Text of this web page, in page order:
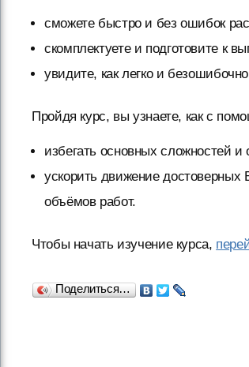
сможете быстро и без ошибок
скомплектуете и подготовите к
увидите, как легко и
Пройдя курс, вы узнаете, как с
избегать основных сложностей
ускорить движение
объёмов работ.
Чтобы начать изучение курса,
Поделиться…